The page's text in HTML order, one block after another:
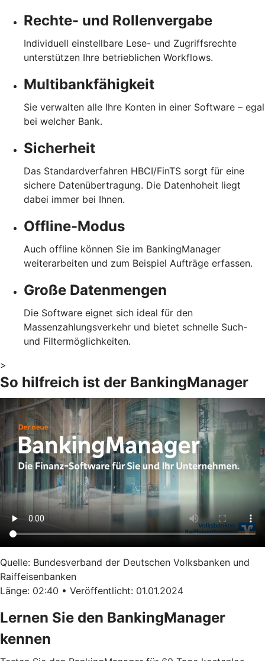
Rechte- und Rollenvergabe
Individuell einstellbare Lese- und Zugriffsrechte
unterstützen Ihre betrieblichen Workflows.
Multibankfähigkeit
Sie verwalten alle Ihre Konten in einer Software – egal
bei welcher Bank.
Sicherheit
Das Standardverfahren HBCI/FinTS sorgt für eine
sichere Datenübertragung. Die Datenhoheit liegt
dabei immer bei Ihnen.
Offline-Modus
Auch offline können Sie im BankingManager
weiterarbeiten und zum Beispiel Aufträge erfassen.
Große Datenmengen
Die Software eignet sich ideal für den
Massenzahlungsverkehr und bietet schnelle Such-
und Filtermöglichkeiten.
>
So hilfreich ist der BankingManager
Quelle: Bundesverband der Deutschen Volksbanken und
Raiffeisenbanken
Länge: 02:40 • Veröffentlicht: 01.01.2024
Lernen Sie den BankingManager
kennen